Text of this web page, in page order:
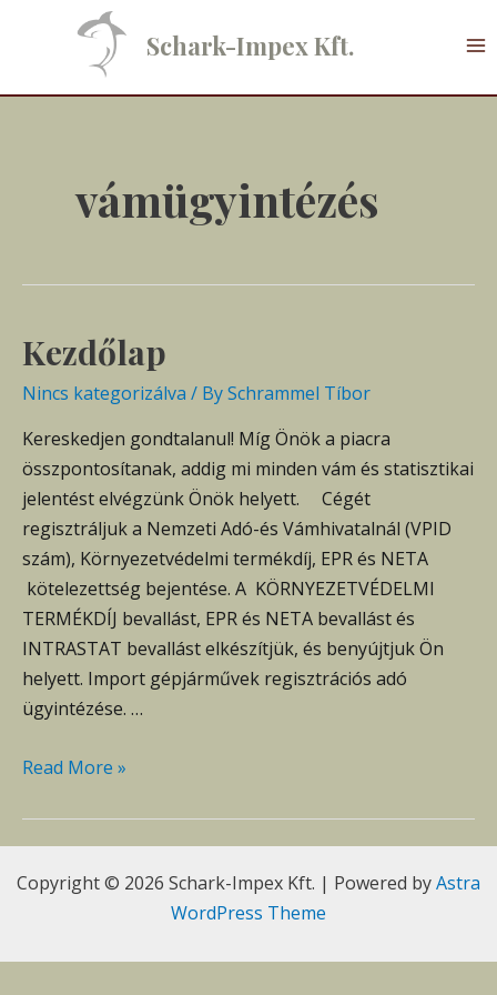
Schark-Impex Kft.
vámügyintézés
Kezdőlap
Nincs kategorizálva / BySchrammel Tíbor
Kereskedjen gondtalanul! Míg Önök a piacra
összpontosítanak, addig mi minden vám és statisztikai
jelentést elvégzünk Önök helyett. Cégét
regisztráljuk a Nemzeti Adó-és Vámhivatalnál (VPID
szám), Környezetvédelmi termékdíj, EPR és NETA
kötelezettség bejentése. A KÖRNYEZETVÉDELMI
TERMÉKDÍJ bevallást, EPR és NETA bevallást és
INTRASTAT bevallást elkészítjük, és benyújtjuk Ön
helyett. Import gépjárművek regisztrációs adó
ügyintézése. …
Kezdőlap
Read More »
Copyright © 2026 Schark-Impex Kft. | Powered byAstra
WordPress Theme